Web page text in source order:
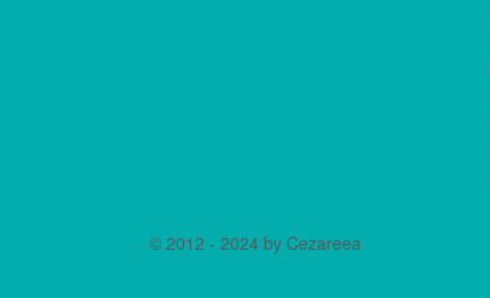
© 2012 - 2024 by Cezareea